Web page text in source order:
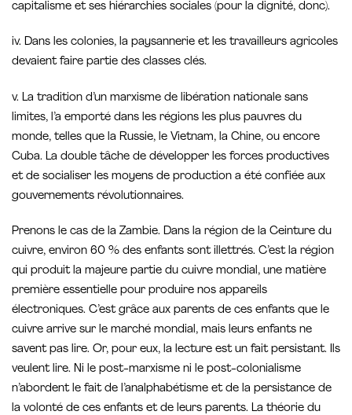
capitalisme et ses hiérarchies sociales (pour la dignité, donc).
iv. Dans les colonies, la paysannerie et les travailleurs agricoles
devaient faire partie des classes clés.
v. La tradition d’un marxisme de libération nationale sans
limites, l’a emporté dans les régions les plus pauvres du
monde, telles que la Russie, le Vietnam, la Chine, ou encore
Cuba. La double tâche de développer les forces productives
et de socialiser les moyens de production a été confiée aux
gouvernements révolutionnaires.
Prenons le cas de la Zambie. Dans la région de la Ceinture du
cuivre, environ 60 % des enfants sont illettrés. C’est la région
qui produit la majeure partie du cuivre mondial, une matière
première essentielle pour produire nos appareils
électroniques. C’est grâce aux parents de ces enfants que le
cuivre arrive sur le marché mondial, mais leurs enfants ne
savent pas lire. Or, pour eux, la lecture est un fait persistant. Ils
veulent lire. Ni le post-marxisme ni le post-colonialisme
n’abordent le fait de l’analphabétisme et de la persistance de
la volonté de ces enfants et de leurs parents. La théorie du